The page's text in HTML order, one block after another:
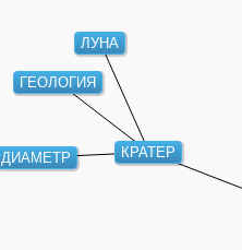
КРАТЕР
ДИАМЕТР
ГЕОЛОГИЯ
ЛУНА